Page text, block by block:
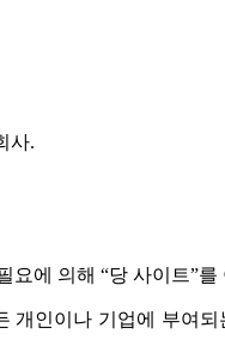
사.
에 의해 “당 사이트”
인이나 기업에 부여